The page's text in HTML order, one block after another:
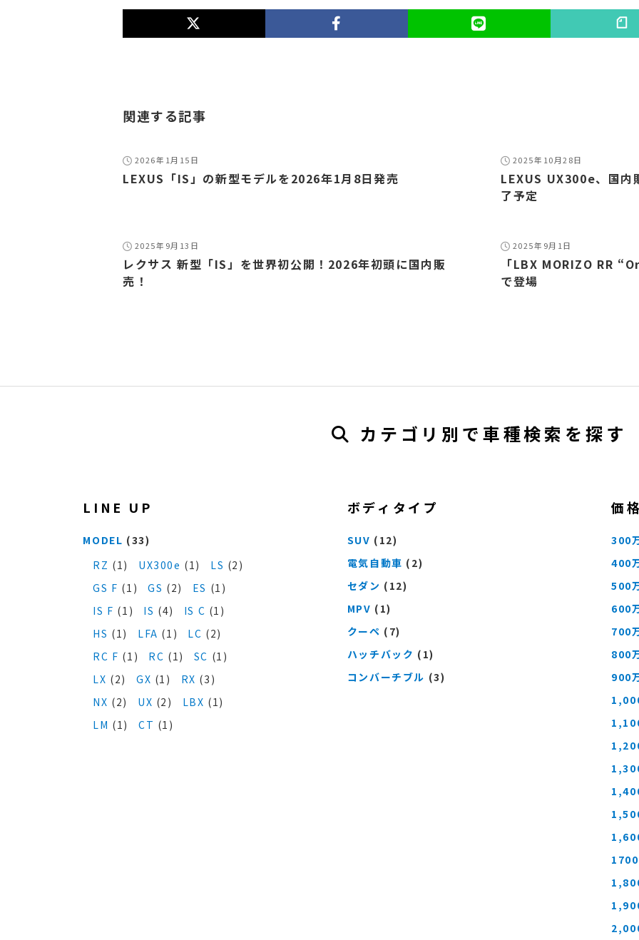
関連する記事
2026年1月15日
LEXUS「IS」の新型モデルを2026年1月8日発売
2025年10月28日
LEXUS UX300e、国
了予定
2025年9月13日
レクサス 新型「IS」を世界初公開！2026年初頭に国内販
売！
2025年9月1日
「LBX MORIZO RR
で登場
カテゴリ別で車種検索を探す
LINE UP
MODEL (33)
RZ (1) UX300e (1) LS (2)
GS F (1) GS (2) ES (1)
IS F (1) IS (4) IS C (1)
HS (1) LFA (1) LC (2)
RC F (1) RC (1) SC (1)
LX (2) GX (1) RX (3)
NX (2) UX (2) LBX (1)
LM (1) CT (1)
ボディタイプ
SUV (12)
電気自動車 (2)
セダン (12)
MPV (1)
クーペ (7)
ハッチバック (1)
コンバーチブル (3)
価
300
400
500
600
700
800
900